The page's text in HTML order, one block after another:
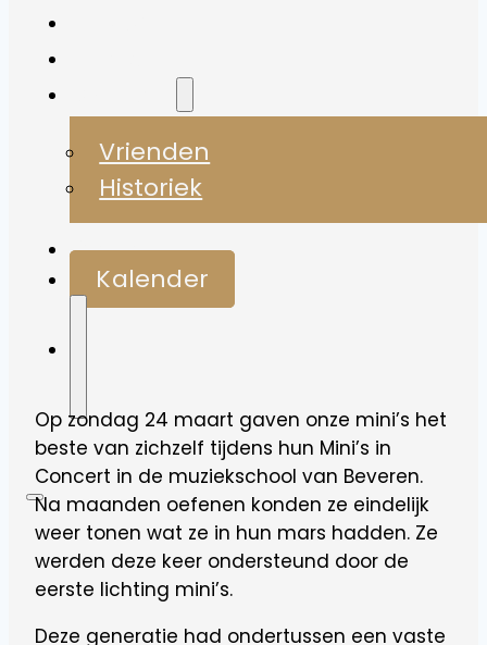
Vrienden
Historiek
Contact
Kalender
Op zondag 24 maart gaven onze mini’s het
beste van zichzelf tijdens hun Mini’s in
Concert in de muziekschool van Beveren.
Na maanden oefenen konden ze eindelijk
weer tonen wat ze in hun mars hadden. Ze
werden deze keer ondersteund door de
eerste lichting mini’s.
Deze generatie had ondertussen een vaste